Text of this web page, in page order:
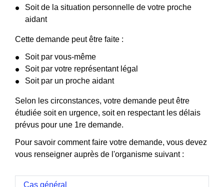
Soit de la situation personnelle de votre proche
aidant
Cette demande peut être faite :
Soit par vous-même
Soit par votre représentant légal
Soit par un proche aidant
Selon les circonstances, votre demande peut être
étudiée soit en urgence, soit en respectant les délais
prévus pour une 1re demande.
Pour savoir comment faire votre demande, vous devez
vous renseigner auprès de l'organisme suivant :
Cas général